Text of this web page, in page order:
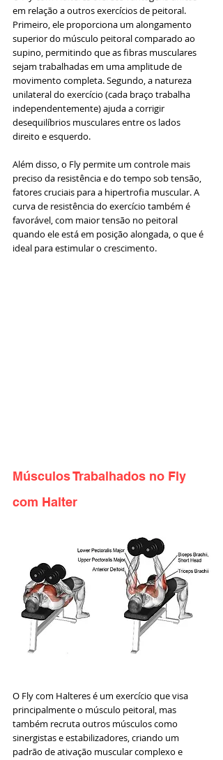
em relação a outros exercícios de peitoral.
Primeiro, ele proporciona um alongamento
superior do músculo peitoral comparado ao
supino, permitindo que as fibras musculares
sejam trabalhadas em uma amplitude de
movimento completa. Segundo, a natureza
unilateral do exercício (cada braço trabalha
independentemente) ajuda a corrigir
desequilíbrios musculares entre os lados
direito e esquerdo.
Além disso, o Fly permite um controle mais
preciso da resistência e do tempo sob tensão,
fatores cruciais para a hipertrofia muscular. A
curva de resistência do exercício também é
favorável, com maior tensão no peitoral
quando ele está em posição alongada, o que é
ideal para estimular o crescimento.
Músculos Trabalhados no Fly
com Halter
O Fly com Halteres é um exercício que visa
principalmente o músculo peitoral, mas
também recruta outros músculos como
sinergistas e estabilizadores, criando um
padrão de ativação muscular complexo e